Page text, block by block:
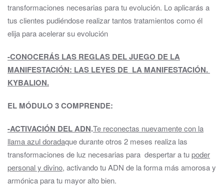
transformaciones necesarias para tu evolución. Lo aplicarás a
tus clientes pudiéndose realizar tantos tratamientos como él
elija para acelerar su evolución
-CONOCERÁS LAS REGLAS DEL JUEGO DE LA
MANIFESTACIÓN: LAS LEYES DE LA MANIFESTACIÓN.
KYBALION.
EL MÓDULO 3 COMPRENDE:
-ACTIVACIÓN DEL ADN.Te reconectas nuevamente con la
llama azul doradaque durante otros 2 meses realiza las
transformaciones de luz necesarias para despertar a tupoder
personal y divino, activando tu ADN de la forma más amorosa y
armónica para tu mayor alto bien.